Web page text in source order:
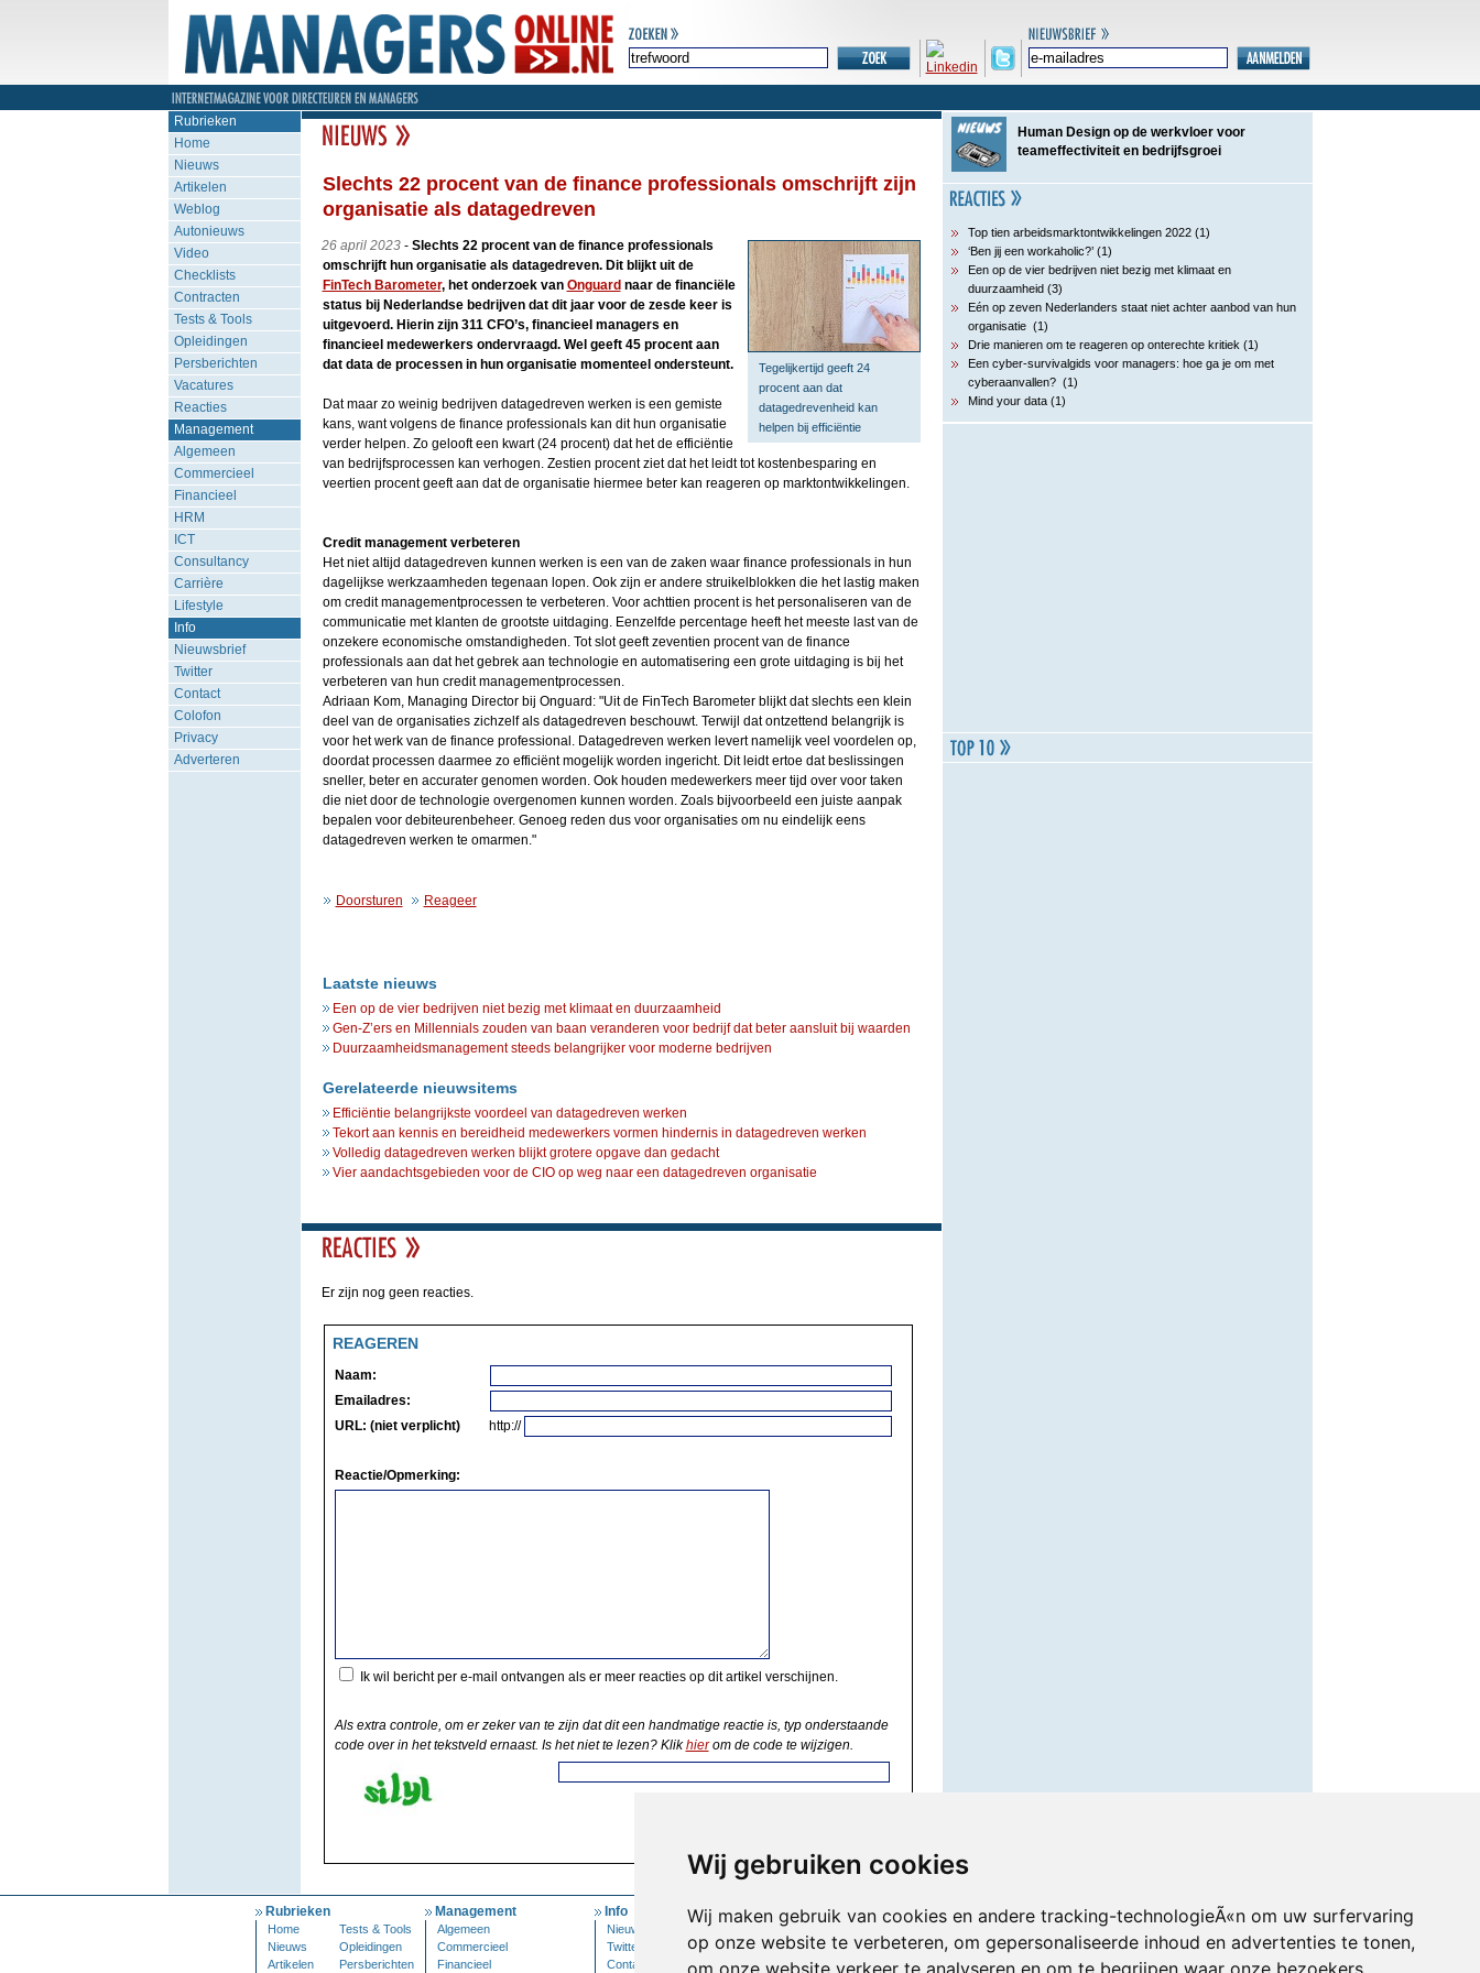
Wij gebruiken cookies
Wij maken gebruik van cookies en andere tracking-technologieÃ«n om uw surfervaring
op onze website te verbeteren, om gepersonaliseerde inhoud en advertenties te tonen,
om onze website verkeer te analyseren en om te begrijpen waar onze bezoekers
Rubrieken
Home
Nieuws
Artikelen
Weblog
Autonieuws
Video
Checklists
Contracten
Tests & Tools
Opleidingen
Persberichten
Vacatures
Reacties
Management
Algemeen
Commercieel
Financieel
HRM
ICT
Consultancy
Carrière
Lifestyle
Info
Nieuwsbrief
Twitter
Contact
Colofon
Privacy
Adverteren
Slechts 22 procent van de finance professionals omschrijft zijn
organisatie als datagedreven
Tegelijkertijd geeft 24
procent aan dat
datagedrevenheid kan
helpen bij efficiëntie
26 april 2023- Slechts 22 procent van de finance professionals
omschrijft hun organisatie als datagedreven. Dit blijkt uit de
FinTech Barometer, het onderzoek van Onguard naar de financiële
status bij Nederlandse bedrijven dat dit jaar voor de zesde keer is
uitgevoerd. Hierin zijn 311 CFO’s, financieel managers en
financieel medewerkers ondervraagd. Wel geeft 45 procent aan
dat data de processen in hun organisatie momenteel ondersteunt.
Dat maar zo weinig bedrijven datagedreven werken is een gemiste
kans, want volgens de finance professionals kan dit hun organisatie
verder helpen. Zo gelooft een kwart (24 procent) dat het de efficiëntie
van bedrijfsprocessen kan verhogen. Zestien procent ziet dat het leidt tot kostenbesparing en
veertien procent geeft aan dat de organisatie hiermee beter kan reageren op marktontwikkelingen.
Credit management verbeteren
Het niet altijd datagedreven kunnen werken is een van de zaken waar finance professionals in hun
dagelijkse werkzaamheden tegenaan lopen. Ook zijn er andere struikelblokken die het lastig maken
om credit managementprocessen te verbeteren. Voor achttien procent is het personaliseren van de
communicatie met klanten de grootste uitdaging. Eenzelfde percentage heeft het meeste last van de
onzekere economische omstandigheden. Tot slot geeft zeventien procent van de finance
professionals aan dat het gebrek aan technologie en automatisering een grote uitdaging is bij het
verbeteren van hun credit managementprocessen.
Adriaan Kom, Managing Director bij Onguard: "Uit de FinTech Barometer blijkt dat slechts een klein
deel van de organisaties zichzelf als datagedreven beschouwt. Terwijl dat ontzettend belangrijk is
voor het werk van de finance professional. Datagedreven werken levert namelijk veel voordelen op,
doordat processen daarmee zo efficiënt mogelijk worden ingericht. Dit leidt ertoe dat beslissingen
sneller, beter en accurater genomen worden. Ook houden medewerkers meer tijd over voor taken
die niet door de technologie overgenomen kunnen worden. Zoals bijvoorbeeld een juiste aanpak
bepalen voor debiteurenbeheer. Genoeg reden dus voor organisaties om nu eindelijk eens
datagedreven werken te omarmen."
Doorsturen Reageer
Laatste nieuws
Een op de vier bedrijven niet bezig met klimaat en duurzaamheid
Gen-Z’ers en Millennials zouden van baan veranderen voor bedrijf dat beter aansluit bij waarden
Duurzaamheidsmanagement steeds belangrijker voor moderne bedrijven
Gerelateerde nieuwsitems
Efficiëntie belangrijkste voordeel van datagedreven werken
Tekort aan kennis en bereidheid medewerkers vormen hindernis in datagedreven werken
Volledig datagedreven werken blijkt grotere opgave dan gedacht
Vier aandachtsgebieden voor de CIO op weg naar een datagedreven organisatie
Er zijn nog geen reacties.
REAGEREN
Naam:
Emailadres:
URL: (niet verplicht)
http://
Reactie/Opmerking:
Ik wil bericht per e-mail ontvangen als er meer reacties op dit artikel verschijnen.
Als extra controle, om er zeker van te zijn dat dit een handmatige reactie is, typ onderstaande
code over in het tekstveld ernaast. Is het niet te lezen? Klikhierom de code te wijzigen.
Human Design op de werkvloer voor
teameffectiviteit en bedrijfsgroei
Top tien arbeidsmarktontwikkelingen 2022 (1)
‘Ben jij een workaholic?’ (1)
Een op de vier bedrijven niet bezig met klimaat en
duurzaamheid (3)
Eén op zeven Nederlanders staat niet achter aanbod van hun
organisatie (1)
Drie manieren om te reageren op onterechte kritiek (1)
Een cyber-survivalgids voor managers: hoe ga je om met
cyberaanvallen? (1)
Mind your data (1)
Rubrieken
Home
Tests & Tools
Nieuws
Opleidingen
Artikelen
Persberichten
Management
Algemeen
Commercieel
Financieel
Info
Nieuwsbrief
Twitter
Contact
Mijn Account
Inloggen